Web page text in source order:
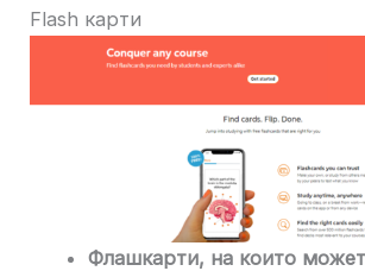
Flash карти
Флашкарти, на които